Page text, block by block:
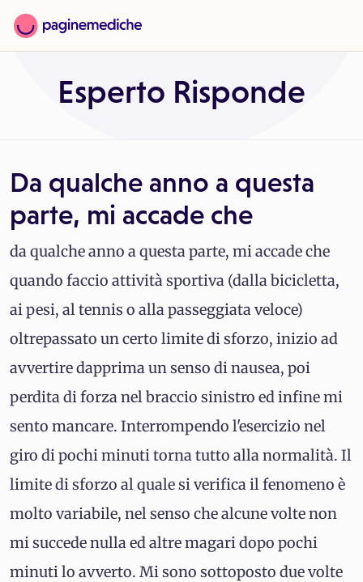
Esperto Risponde
Da qualche anno a questa
parte, mi accade che
da qualche anno a questa parte, mi accade che
quando faccio attività sportiva (dalla bicicletta,
ai pesi, al tennis o alla passeggiata veloce)
oltrepassato un certo limite di sforzo, inizio ad
avvertire dapprima un senso di nausea, poi
perdita di forza nel braccio sinistro ed infine mi
sento mancare. Interrompendo l'esercizio nel
giro di pochi minuti torna tutto alla normalità. Il
limite di sforzo al quale si verifica il fenomeno è
molto variabile, nel senso che alcune volte non
mi succede nulla ed altre magari dopo pochi
minuti lo avverto. Mi sono sottoposto due volte